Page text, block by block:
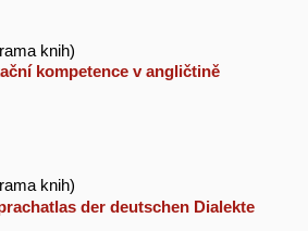
knih)
kompetence v angličtině
knih)
der deutschen Dialekte